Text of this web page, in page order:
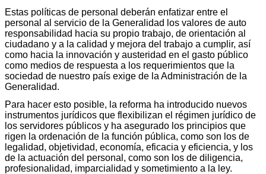
Estas políticas de personal deberán enfatizar entre el
personal al servicio de la Generalidad los valores de auto
responsabilidad hacia su propio trabajo, de orientación al
ciudadano y a la calidad y mejora del trabajo a cumplir, así
como hacia la innovación y austeridad en el gasto público
como medios de respuesta a los requerimientos que la
sociedad de nuestro país exige de la Administración de la
Generalidad.
Para hacer esto posible, la reforma ha introducido nuevos
instrumentos jurídicos que flexibilizan el régimen jurídico de
los servidores públicos y ha asegurado los principios que
rigen la ordenación de la función pública, como son los de
legalidad, objetividad, economía, eficacia y eficiencia, y los
de la actuación del personal, como son los de diligencia,
profesionalidad, imparcialidad y sometimiento a la ley.